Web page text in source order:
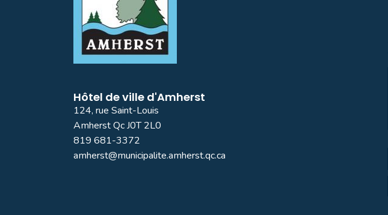
Hôtel de ville d'Amherst
124, rue Saint-Louis
Amherst Qc J0T 2L0
819 681-3372
amherst@municipalite.amherst.qc.ca